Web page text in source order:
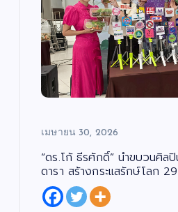
เมษายน 30, 2026
“ดร.โก้ ธีรศักดิ์” นำขบวนศิ
ดารา สร้างกระแสรักษ์โลก